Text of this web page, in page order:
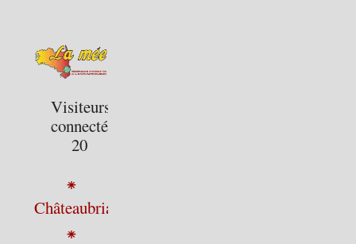
Visiteurs
connectés :
20
⁕
Châteaubriant
⁕